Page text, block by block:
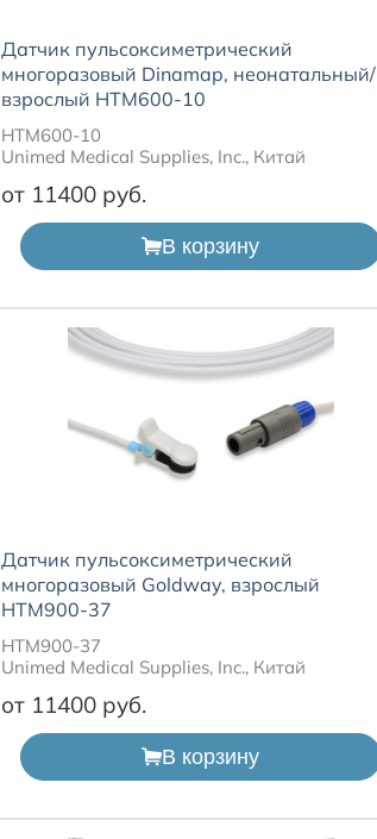
Датчик пульсоксиметрический
многоразовый Dinamap, неонатальный/
взрослый HTM600-10
HTM600-10
Unimed Medical Supplies, Inc., Китай
от 11400
В корзину
Датчик пульсоксиметрический
многоразовый Goldway, взрослый
HTM900-37
HTM900-37
Unimed Medical Supplies, Inc., Китай
от 11400
В корзину